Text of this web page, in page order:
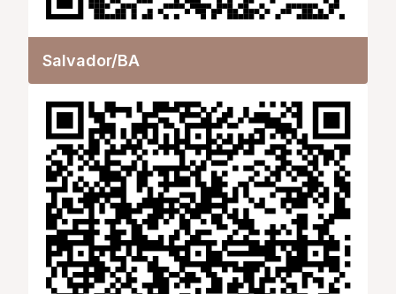
Salvador/BA